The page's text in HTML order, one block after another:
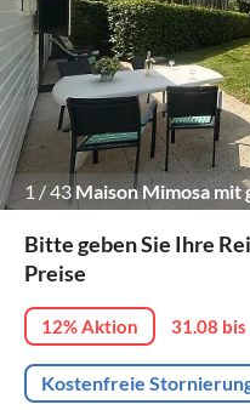
1/43 Maison Mimosa mit
Bitte geben Sie Ihre
Preise
12% Aktion 31.08
Kostenfreie